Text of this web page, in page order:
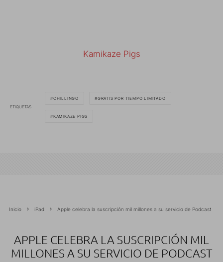
Kamikaze Pigs
ETIQUETAS
CHILLINGO GRATIS POR TIEMPO LIMITADO
KAMIKAZE PIGS
Inicio iPad Apple celebra la suscripción mil millones a su servicio de Podcast
APPLE CELEBRA LA SUSCRIPCIÓN MIL
MILLONES A SU SERVICIO DE PODCAST